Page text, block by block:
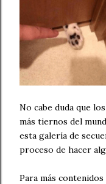
No cabe duda que
más tiernos del
esta galería de
proceso de hacer
Para más